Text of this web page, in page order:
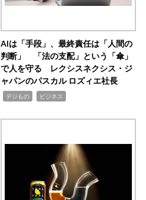
AIは「手段」、最終責任は「人間の
判断」 「法の支配」という「傘」
で人を守る レクシスネクシス・ジ
ャパンのパスカル ロズィエ社長
デジもの ビジネス